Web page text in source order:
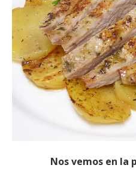
Nos vemos en la